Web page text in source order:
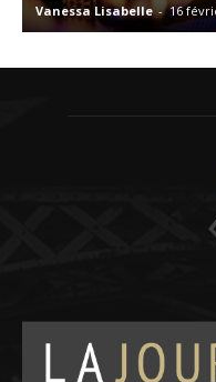
Vanessa Lisabelle - 16